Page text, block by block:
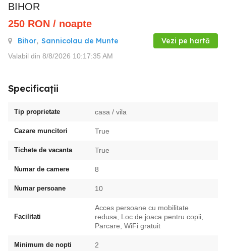
BIHOR
250 RON / noapte
Bihor, Sannicolau de Munte Vezi pe hartă
Valabil din 8/8/2026 10:17:35 AM
Specificații
Tip proprietate casa / vila
Cazare muncitori True
Tichete de vacanta True
Numar de camere 8
Numar persoane 10
Facilitati
Acces persoane cu mobilitate
redusa, Loc de joaca pentru copii,
Parcare, WiFi gratuit
Minimum de nopti 2